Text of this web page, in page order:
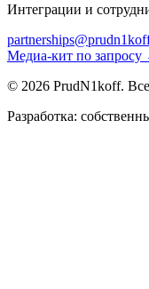
Интеграции и
Медиа-кит по запросу
© 2026 PrudN1koff.
Разработка: